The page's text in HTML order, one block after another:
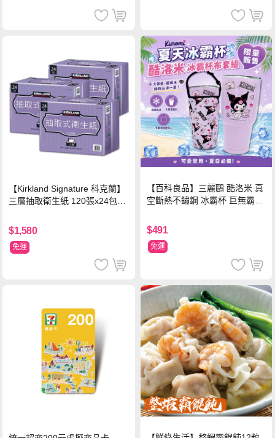
【Kirkland Signature 科克蘭】
三層抽取衛生紙 120張x24包x3
$1,580
免運
【百科良品】三麗鷗 酷洛米 真
空斷熱不鏽鋼 冰霸杯 巨無霸鋼
ml-信封款(贈手提杯套)
$491
免運